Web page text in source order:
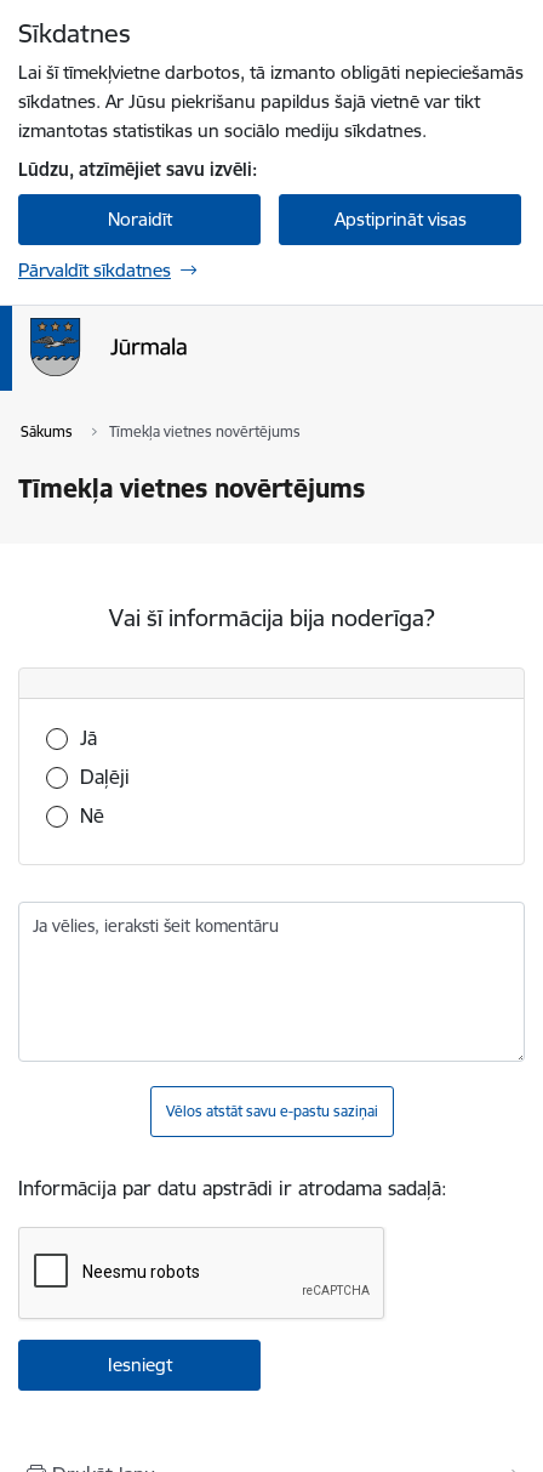
Sīkdatnes
Lai šī tīmekļvietne darbotos, tā izmanto obligāti nepieciešamās
sīkdatnes. Ar Jūsu piekrišanu papildus šajā vietnē var tikt
izmantotas statistikas un sociālo mediju sīkdatnes.
Lūdzu, atzīmējiet savu izvēli:
Noraidīt Apstiprināt visas
Pārvaldīt sīkdatnes
Sākums Tīmekļa vietnes novērtējums
Tīmekļa vietnes novērtējums
Vai šī informācija bija noderīga?
Vai šī informācija bija noderīga?
Jā
Daļēji
Nē
Ja vēlies, ieraksti šeit komentāru
Vēlos atstāt savu e-pastu saziņai
Informācija par datu apstrādi ir atrodama sadaļā: